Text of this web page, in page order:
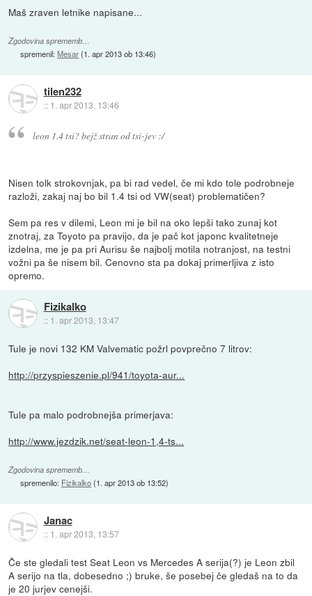
Maš zraven letnike napisane...
Zgodovina sprememb…
spremenil:Mesar(1. apr 2013 ob 13:46)
tilen232
:: 1. apr 2013, 13:46
leon 1.4 tsi? bejž stran od tsi-jev :/
Nisen tolk strokovnjak, pa bi rad vedel, če mi kdo tole podrobneje
razloži, zakaj naj bo bil 1.4 tsi od VW(seat) problematičen?
Sem pa res v dilemi, Leon mi je bil na oko lepši tako zunaj kot
znotraj, za Toyoto pa pravijo, da je pač kot japonc kvalitetneje
izdelna, me je pa pri Aurisu še najbolj motila notranjost, na testni
vožni pa še nisem bil. Cenovno sta pa dokaj primerljiva z isto
opremo.
Fizikalko
:: 1. apr 2013, 13:47
Tule je novi 132 KM Valvematic požrl povprečno 7 litrov:
http://przyspieszenie.pl/941/toyota-aur...
Tule pa malo podrobnejša primerjava:
http://www.jezdzik.net/seat-leon-1,4-ts...
Zgodovina sprememb…
spremenilo: Fizikalko(1. apr 2013 ob 13:52)
Janac
:: 1. apr 2013, 13:57
Če ste gledali test Seat Leon vs Mercedes A serija(?) je Leon zbil
A serijo na tla, dobesedno ;) bruke, še posebej če gledaš na to da
je 20 jurjev cenejši.